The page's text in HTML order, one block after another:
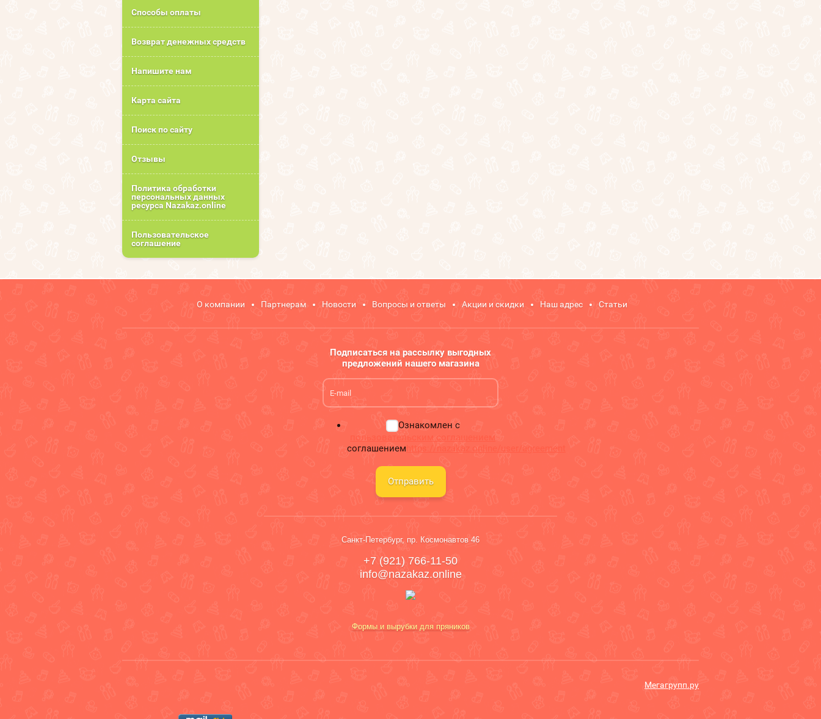
Способы оплаты
Возврат денежных средств
Напишите нам
Карта сайта
Поиск по сайту
Отзывы
Политика обработки
персональных данных
ресурса Nazakaz.online
Пользовательское
соглашение
О компании Партнерам Новости Вопросы и ответы Акции и скидки Наш адрес Статьи
Подписаться на рассылку выгодных
предложений нашего магазина
Ознакомлен с
пользовательским соглашением
соглашением https://nazakaz.online/user/agreement
Отправить
Санкт-Петербург, пр. Космонавтов 46
+7 (921) 766-11-50
info@nazakaz.online
Формы и вырубки для пряников
Мегагрупп.ру